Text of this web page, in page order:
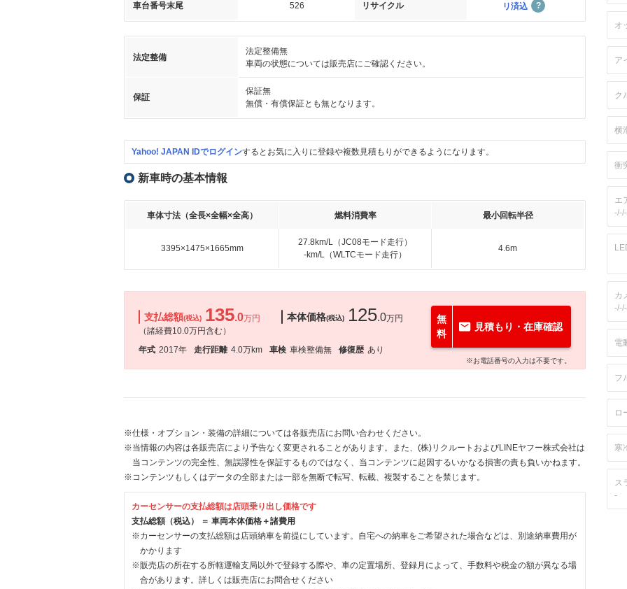
車台番号末尾 526 リサイクル リ済込
法定整備
法定整備無
車両の状態については販売店にご確認ください。
保証
保証無
無償・有償保証とも無となります。
Yahoo! JAPAN IDでログインするとお気に入りに登録や複数見積もりができるようになります。
新車時の基本情報
車体寸法（全長×全幅×全高） 燃料消費率 最小回転半径
3395×1475×1665mm
27.8km/L（JC08モード走行）
-km/L（WLTCモード走行）
4.6m
支払総額(税込) 135.0万円
（諸経費10.0万円含む）
本体価格(税込) 125.0万円
年式 2017年 走行距離 4.0万km 車検 車検整備無 修復歴 あり
無
料
見積もり・在庫確認
※お電話番号の入力は不要です。
※仕様・オプション・装備の詳細については各販売店にお問い合わせください。
※当情報の内容は各販売店により予告なく変更されることがあります。また、(株)リクルートおよびLINEヤフー株式会社は
当コンテンツの完全性、無誤謬性を保証するものではなく、当コンテンツに起因するいかなる損害の責も負いかねます。
※コンテンツもしくはデータの全部または一部を無断で転写、転載、複製することを禁じます。
カーセンサーの支払総額は店頭乗り出し価格です
支払総額（税込） ＝ 車両本体価格＋諸費用
※カーセンサーの支払総額は店頭納車を前提にしています。自宅への納車をご希望された場合などは、別途納車費用が
かかります
※販売店の所在する所轄運輸支局以外で登録する際や、車の定置場所、登録月によって、手数料や税金の額が異なる場
合があります。詳しくは販売店にお問合せください
オ
ア
ク
横
衝
エ
カ
電
フ
ロ
寒
ス
-